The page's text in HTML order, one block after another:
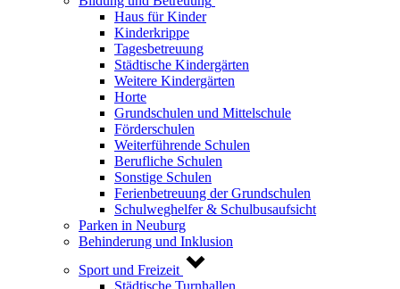
Haus für Kinder
Kinderkrippe
Tagesbetreuung
Städtische Kindergärten
Weitere Kindergärten
Horte
Grundschulen und Mittelschule
Förderschulen
Weiterführende Schulen
Berufliche Schulen
Sonstige Schulen
Ferienbetreuung der Grundschulen
Schulweghelfer & Schulbusaufsicht
Parken in Neuburg
Behinderung und Inklusion
Sport und Freizeit
Städtische Turnhallen